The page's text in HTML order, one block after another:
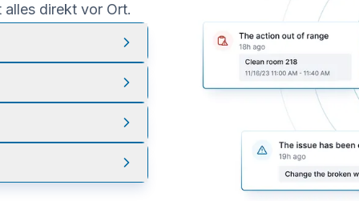
alles direkt vor Ort.
Berichte prüfen.
und bleibt leicht